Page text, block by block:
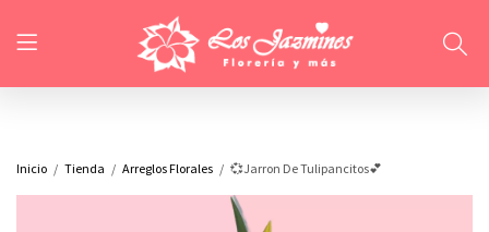
Inicio Tienda Arreglos Florales 💞Jarron De Tulipancitos💕